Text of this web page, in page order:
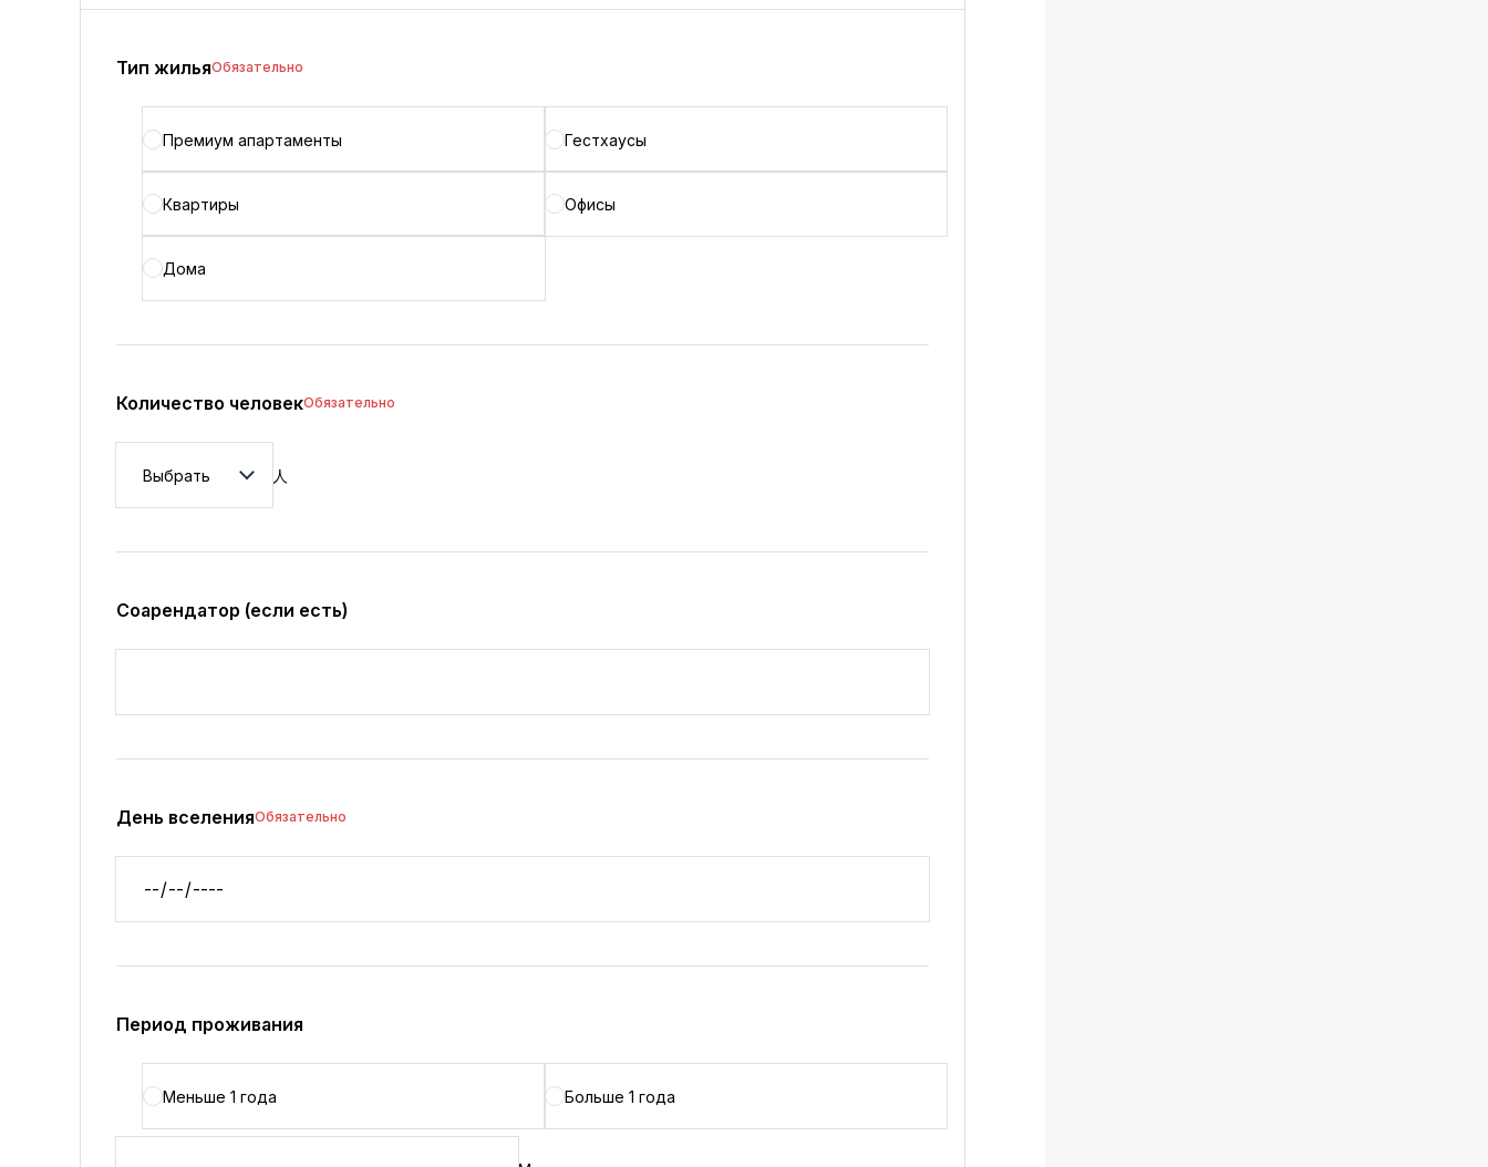
Тип жильяОбязательно
Премиум апартаменты Гестхаусы
Квартиры Офисы
Дома
Количество человекОбязательно
人
Соарендатор (если есть)
День вселенияОбязательно
Период проживания
Меньше 1 года Больше 1 года